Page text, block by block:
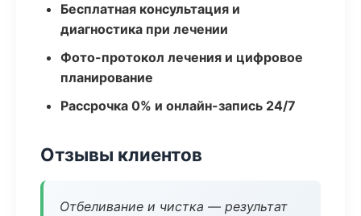
Бесплатная консультация и
диагностика при лечении
Фото-протокол лечения и цифровое
планирование
Рассрочка 0% и онлайн-запись 24/7
Отзывы клиентов
Отбеливание и чистка — результат